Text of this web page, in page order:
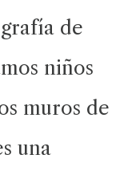
de
niños
muros de
una